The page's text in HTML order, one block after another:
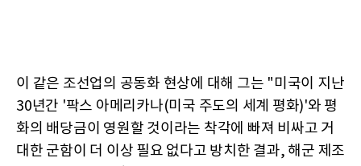
이 같은 조선업의 공동화 현상에 대해 그는 "미국이 지난
30년간 '팍스 아메리카나(미국 주도의 세계 평화)'와 평
화의 배당금이 영원할 것이라는 착각에 빠져 비싸고 거
대한 군함이 더 이상 필요 없다고 방치한 결과, 해군 제조